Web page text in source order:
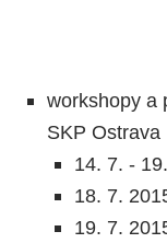
workshopy a
SKP Ostrava
14. 7. -
18. 7.
19. 7.